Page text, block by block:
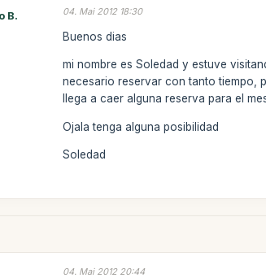
B. 04. Mai 2012 18:30
Buenos dias
mi nombre es Soledad y estuve
necesario reservar con tanto tiempo,
llega a caer alguna reserva para el
Ojala tenga alguna posibilidad
Soledad
04. Mai 2012 20:44